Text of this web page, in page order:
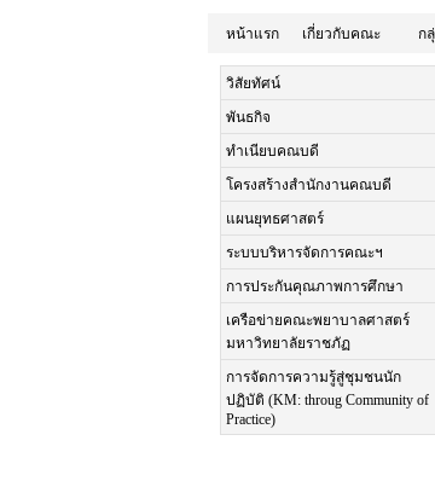
หน้าแรก เกี่ยวกับคณะ ก
วิสัยทัศน์
พันธกิจ
ทำเนียบคณบดี
โครงสร้างสำนักงานคณบดี
แผนยุทธศาสตร์
ระบบบริหารจัดการคณะฯ
การประกันคุณภาพการศึกษา
เครือข่ายคณะพยาบาลศาสตร์
มหาวิทยาลัยราชภัฏ
การจัดการความรู้สู่ชุมชนนัก
ปฏิบัติ (KM: throug Community of
Practice)